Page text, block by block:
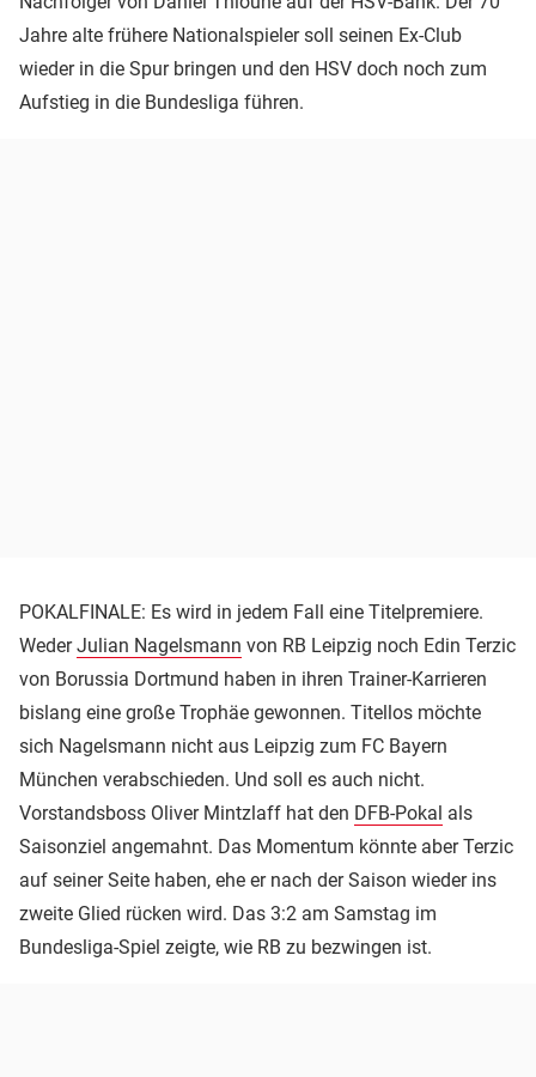
Jahre alte frühere Nationalspieler soll seinen Ex-Club
wieder in die Spur bringen und den HSV doch noch zum
Aufstieg in die Bundesliga führen.
POKALFINALE: Es wird in jedem Fall eine Titelpremiere.
WederJulian Nagelsmann von RB Leipzig noch Edin Terzic
von Borussia Dortmund haben in ihren Trainer-Karrieren
bislang eine große Trophäe gewonnen. Titellos möchte
sich Nagelsmann nicht aus Leipzig zum FC Bayern
München verabschieden. Und soll es auch nicht.
Vorstandsboss Oliver Mintzlaff hat den DFB-Pokal als
Saisonziel angemahnt. Das Momentum könnte aber Terzic
auf seiner Seite haben, ehe er nach der Saison wieder ins
zweite Glied rücken wird. Das 3:2 am Samstag im
Bundesliga-Spiel zeigte, wie RB zu bezwingen ist.